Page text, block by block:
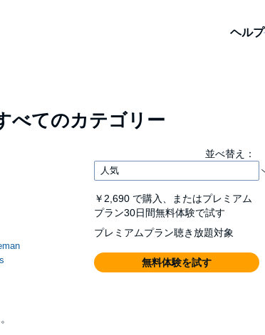
ヘルプ
べてのカテゴリー
並べ替え：
￥2,690 で購入、またはプレミアム
プラン30日間無料体験で試す
プレミアムプラン聴き放題対象
無料体験を試す